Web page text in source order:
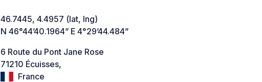
46.7445, 4.4957 (lat, lng)
N 46°44’40.1964” E 4°29’44.484”
6 Route du Pont Jane Rose
71210 Écuisses,
France